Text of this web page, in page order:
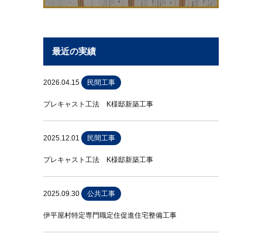
最近の実績
2026.04.15 民間工事
プレキャスト工法 K様邸新築工事
2025.12.01 民間工事
プレキャスト工法 K様邸新築工事
2025.09.30 公共工事
伊平屋村特定専門職定住促進住宅整備工事